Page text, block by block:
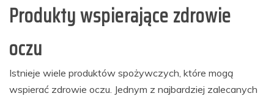
Produkty wspierające zdrowie
oczu
Istnieje wiele produktów spożywczych, które mogą
wspierać zdrowie oczu. Jednym z najbardziej zalecanych